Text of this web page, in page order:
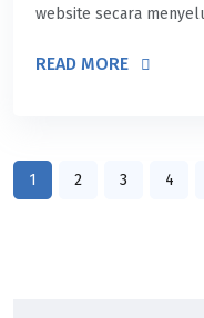
website secara
READ MORE
1 2 3 4